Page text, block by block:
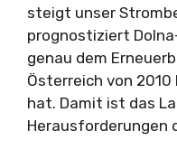
steigt unser
prognostiziert
genau dem
Österreich von
hat. Damit ist das
Herausforderungen